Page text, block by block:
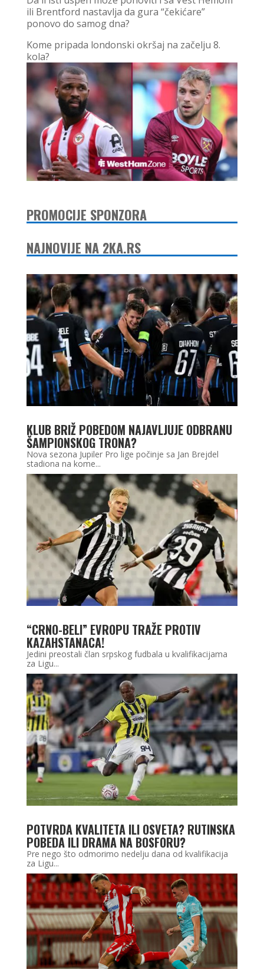
ili Brentford nastavlja da gura “čekićare”
ponovo do samog dna?
Kome pripada londonski okršaj na začelju 8.
kola?
PROMOCIJE SPONZORA
NAJNOVIJE NA 2KA.RS
KLUB BRIŽ POBEDOM NAJAVLJUJE ODBRANU
ŠAMPIONSKOG TRONA?
Nova sezona Jupiler Pro lige počinje sa Jan Brejdel
stadiona na kome...
“CRNO-BELI” EVROPU TRAŽE PROTIV
KAZAHSTANACA!
Jedini preostali član srpskog fudbala u kvalifikacijama
za Ligu...
POTVRDA KVALITETA ILI OSVETA? RUTINSKA
POBEDA ILI DRAMA NA BOSFORU?
Pre nego što odmorimo nedelju dana od kvalifikacija
za Ligu...